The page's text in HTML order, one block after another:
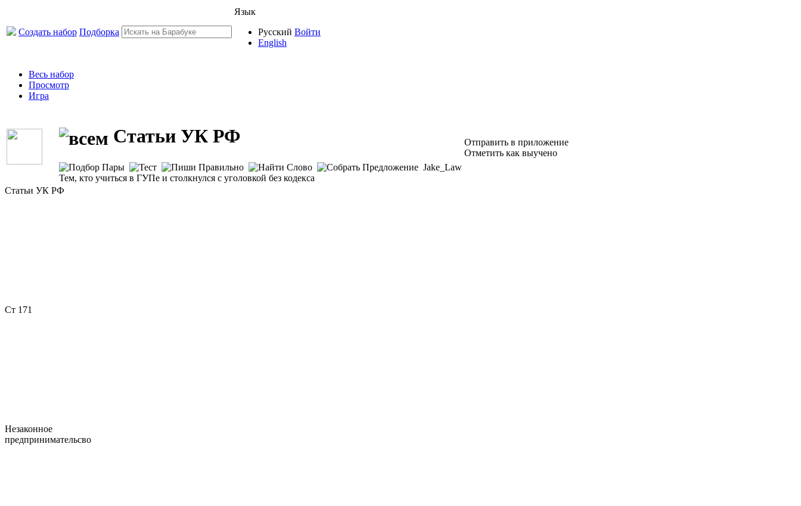
Создать набор Подборка
Язык
Русский
English
Войти
Весь набор
Просмотр
Игра
Статьи УК РФ
Jake_Law
Тем, кто учиться в ГУПе и столкнулся с уголовкой без кодекса
Отправить в приложение
Отметить как выучено
Статьи УК РФ
Ст 171
Незаконное
предпринимательсво